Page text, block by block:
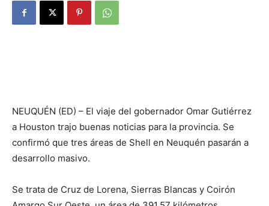
NEUQUÉN (ED) – El viaje del gobernador Omar Gutiérrez
a Houston trajo buenas noticias para la provincia. Se
confirmó que tres áreas de Shell en Neuquén pasarán a
desarrollo masivo.
Se trata de Cruz de Lorena, Sierras Blancas y Coirón